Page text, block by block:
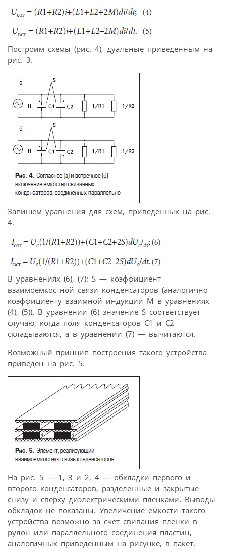
Построим схемы (рис. 4), дуальные приведенным на
рис. 3.
Запишем уравнения для схем, приведенных на рис.
4.
В уравнениях (6), (7): S — коэффициент
взаимоемкостной связи конденсаторов (аналогично
коэффициенту взаимной индукции М в уравнениях
(4), (5)). В уравнении (6) значение S соответствует
случаю, когда поля конденсаторов С1 и С2
складываются, а в уравнении (7) — вычитаются.
Возможный принцип построения такого устройства
приведен на рис. 5.
На рис. 5 — 1, 3 и 2, 4 — обкладки первого и
второго конденсаторов, разделенные и закрытые
снизу и сверху диэлектрическими пленками. Выводы
обкладок не показаны. Увеличение емкости такого
устройства возможно за счет свивания пленки в
рулон или параллельного соединения пластин,
аналогичных приведенным на рисунке, в пакет.